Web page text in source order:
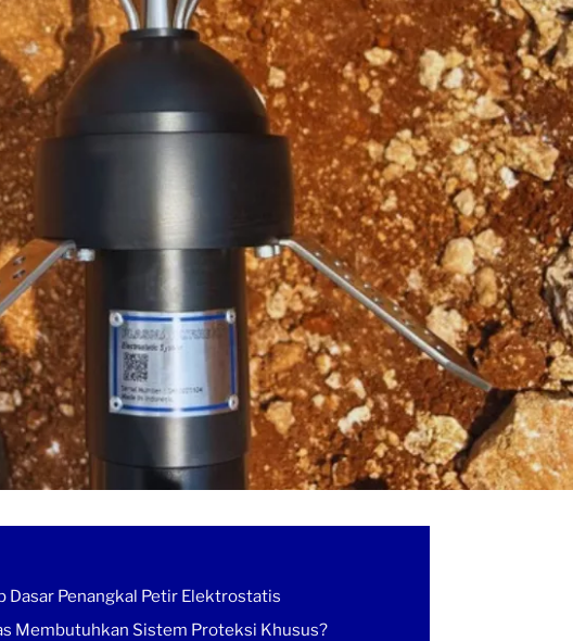
Dasar Penangkal Petir Elektrostatis
Membutuhkan Sistem Proteksi Khusus?